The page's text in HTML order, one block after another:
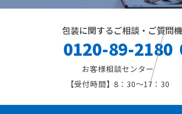
包装に関するご相談・ご質問
0120-89-2180
お客様相談センター
8：30～17：30